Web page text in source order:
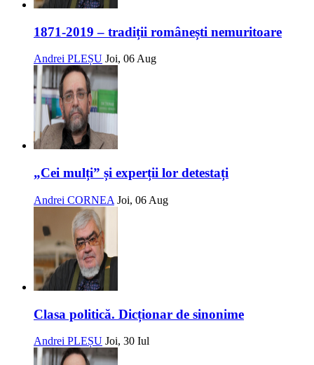
1871-2019 – tradiții românești nemuritoare
Andrei PLEȘU Joi, 06 Aug
„Cei mulți” și experții lor detestați
Andrei CORNEA Joi, 06 Aug
Clasa politică. Dicționar de sinonime
Andrei PLEȘU Joi, 30 Iul